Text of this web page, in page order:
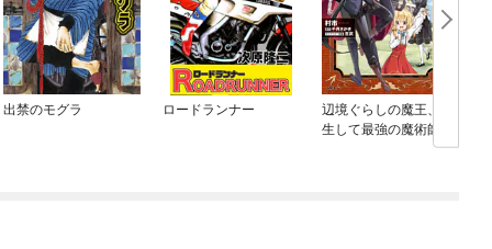
出禁のモグラ ロードランナー
辺境ぐらしの魔王、転
生して最強の魔術師に